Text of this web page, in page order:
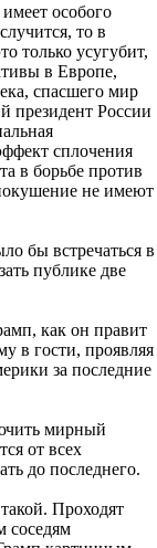
особого
то в
только усугубит,
в Европе,
спасшего мир
президент России
сплочения
в борьбе против
не имеют
бы встречаться в
публике две
как он правит
в гости, проявляя
за последние
мирный
от всех
до последнего.
Проходят
соседям